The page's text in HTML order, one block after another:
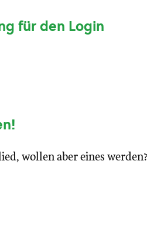
für den Login
wollen aber eines werden?